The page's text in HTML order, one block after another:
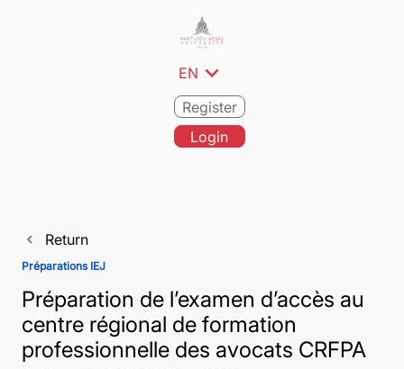
EN expand_more
Register
Login
navigate_before Return
Préparations IEJ
Préparation de l’examen d’accès au
centre régional de formation
professionnelle des avocats CRFPA